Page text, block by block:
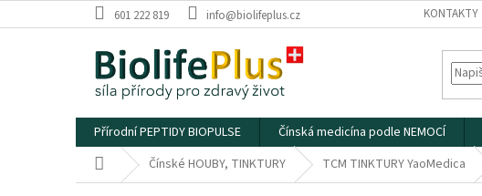
na
601 222 819 info@biolifeplus.cz KONTAKTY
Přírodní PEPTIDY BIOPULSE Čínská medicína podle NEMOCÍ
Domů Čínské HOUBY, TINKTURY TCM TINKTURY YaoMedica